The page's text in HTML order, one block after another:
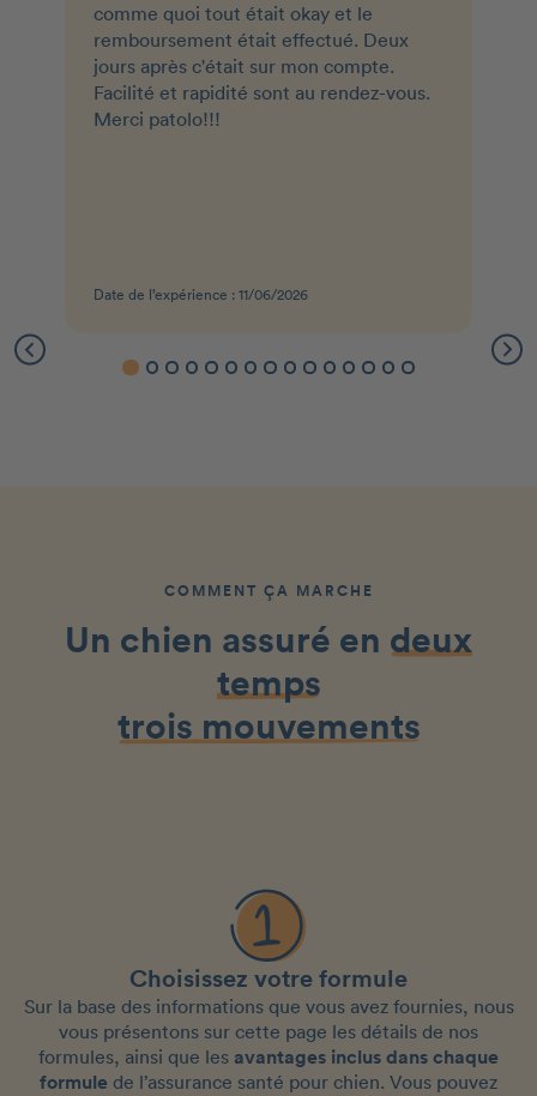
comme quoi tout était okay et le
remboursement était effectué. Deux
jours après c'était sur mon compte.
Facilité et rapidité sont au rendez-vous.
Merci patolo!!!
Date de l’expérience : 11/06/2026
COMMENT ÇA MARCHE
Un chien assuré en deux
temps
trois mouvements
Choisissez votre formule
Sur la base des informations que vous avez fournies, nous
vous présentons sur cette page les détails de nos
formules, ainsi que les avantages inclus dans chaque
formule de l’assurance santé pour chien. Vous pouvez